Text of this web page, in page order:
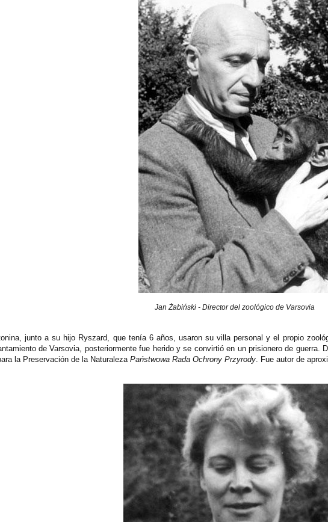
Jan Żabiński - Director del zoológico de Varsovia
junto a su hijo Ryszard, que tenía 6 años, usaron su villa personal y el propio
de Varsovia, posteriormente fue herido y se convirtió en un prisionero de
la Preservación de la Naturaleza Państwowa Rada Ochrony Przyrody. Fue autor de